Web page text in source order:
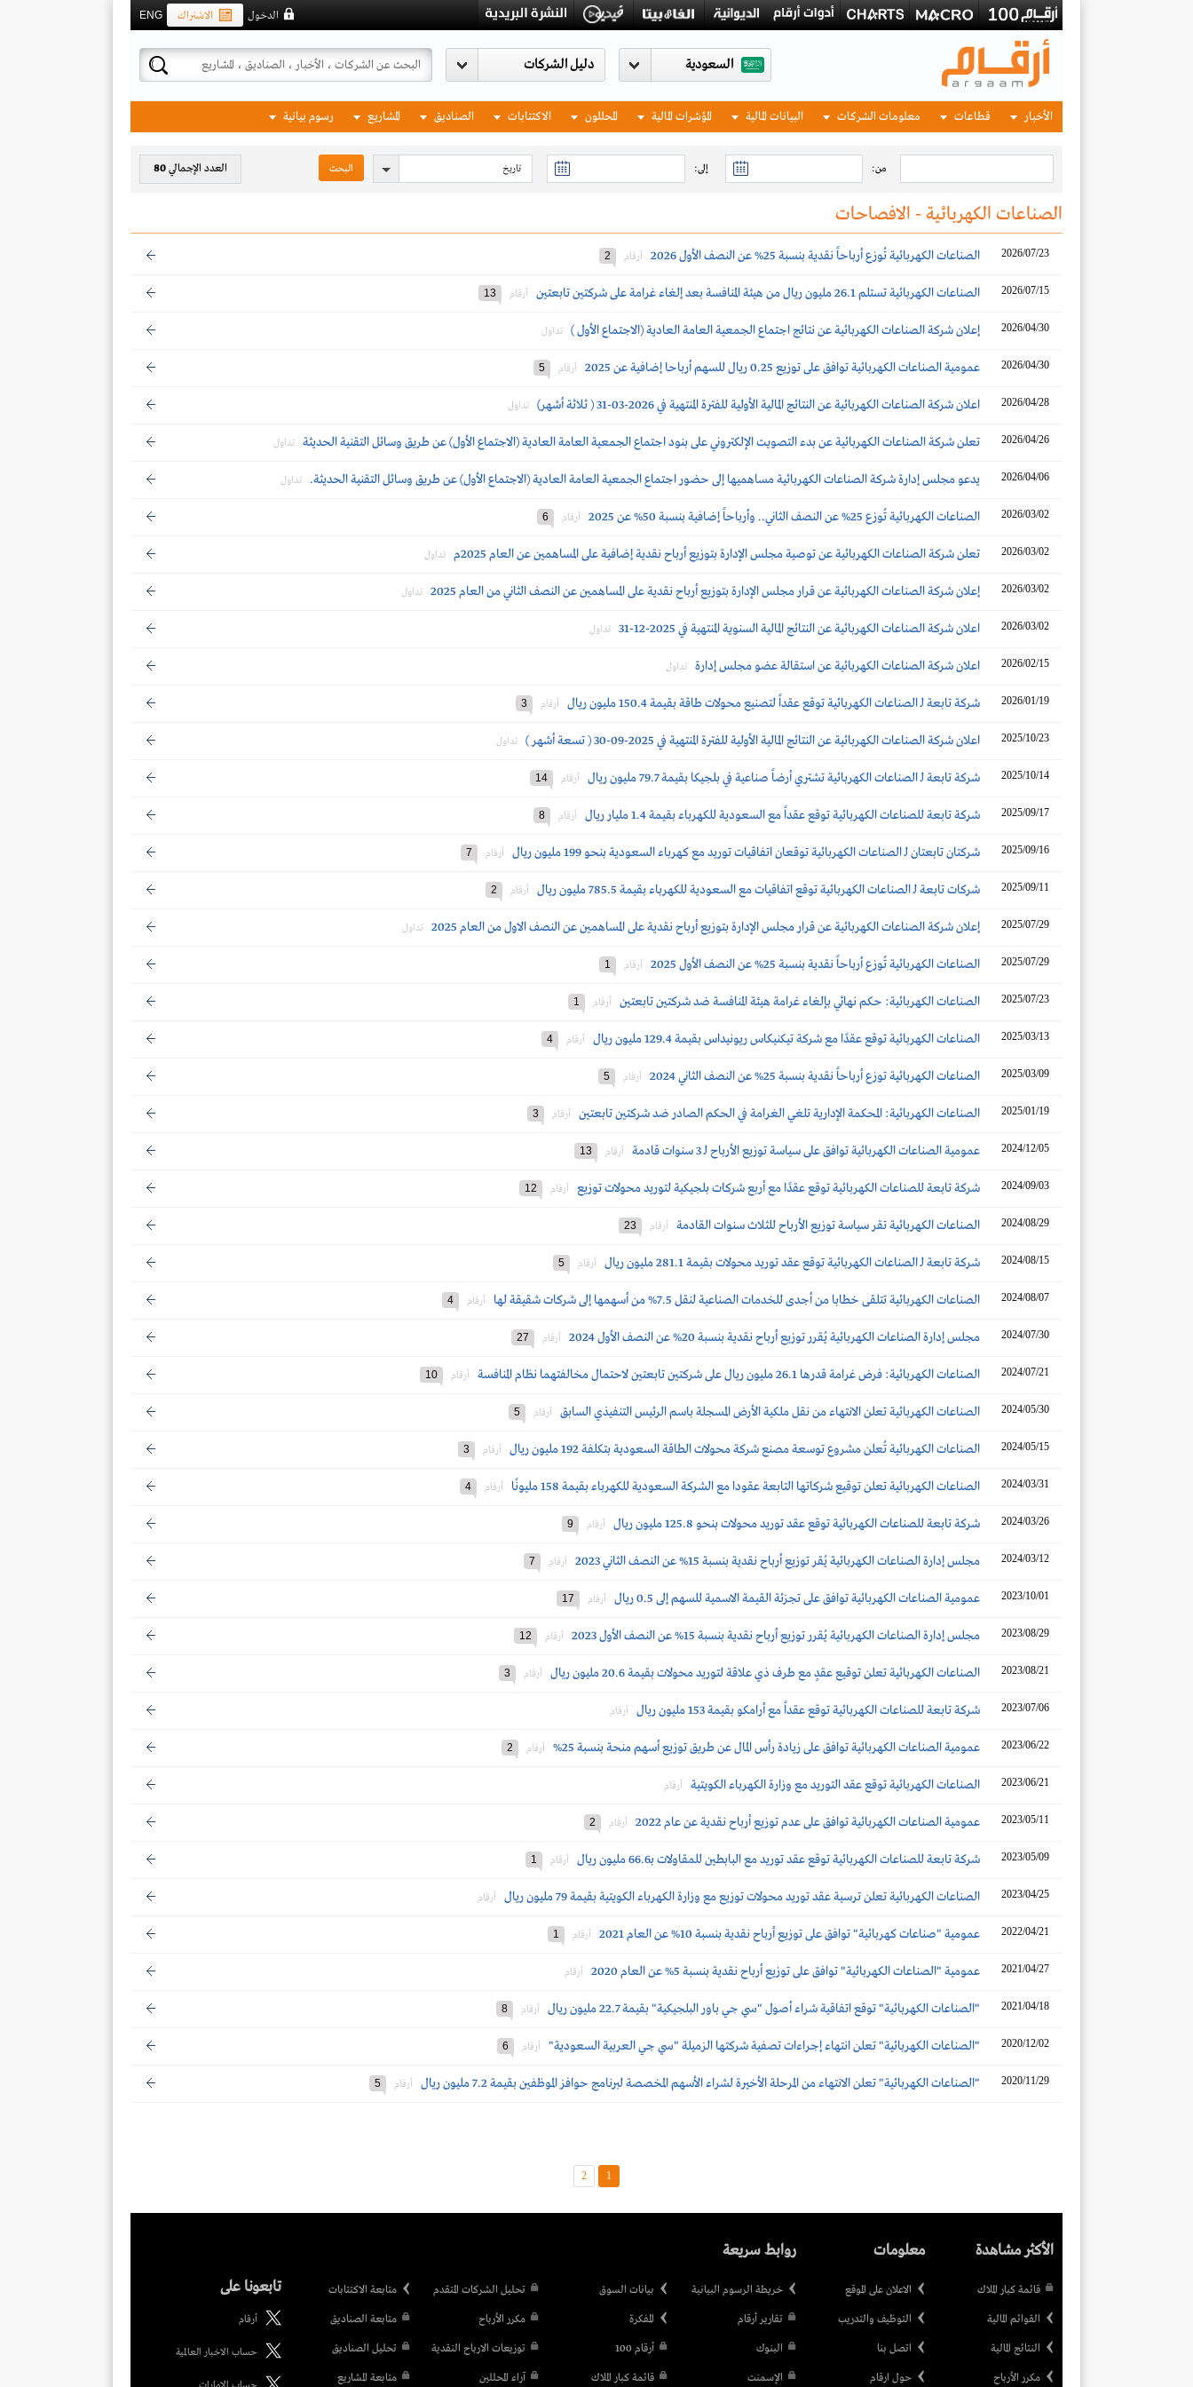
ENG الاشتراك الدخول
السعودية
الأخبار قطاعات معلومات الشركات البيانات المالية المؤشرات المالية المحللون الاكتتابات الصناديق المشاريع رسوم بيانية
من: إلى: العدد الإجمالي80
الصناعات الكهربائية - الافصاحات
2026/07/23 الصناعات الكهربائية تُوزع أرباحاً نقدية بنسبة 25% عن النصف الأول 2026 أرقام 2
2026/07/15 الصناعات الكهربائية تستلم 26.1 مليون ريال من هيئة المنافسة بعد إلغاء غرامة على شركتين تابعتين أرقام 13
2026/04/30 إعلان شركة الصناعات الكهربائية عن نتائج اجتماع الجمعية العامة العادية (الاجتماع الأول ) تداول
2026/04/30 عمومية الصناعات الكهربائية توافق على توزيع 0.25 ريال للسهم أرباحا إضافية عن 2025 أرقام 5
2026/04/28 اعلان شركة الصناعات الكهربائية عن النتائج المالية الأولية للفترة المنتهية في 2026-03-31 ( ثلاثة أشهر) تداول
2026/04/26 تعلن شركة الصناعات الكهربائية عن بدء التصويت الإلكتروني على بنود اجتماع الجمعية العامة العادية (الاجتماع الأول) عن طريق وسائل التقنية الحديثة تداول
2026/04/06 يدعو مجلس إدارة شركة الصناعات الكهربائية مساهميها إلى حضور اجتماع الجمعية العامة العادية (الاجتماع الأول) عن طريق وسائل التقنية الحديثة. تداول
2026/03/02 الصناعات الكهربائية تُوزع 25% عن النصف الثاني.. وأرباحاً إضافية بنسبة 50% عن 2025 أرقام 6
2026/03/02 تعلن شركة الصناعات الكهربائية عن توصية مجلس الإدارة بتوزيع أرباح نقدية إضافية على المساهمين عن العام 2025م تداول
2026/03/02 إعلان شركة الصناعات الكهربائية عن قرار مجلس الإدارة بتوزيع أرباح نقدية على المساهمين عن النصف الثاني من العام 2025 تداول
2026/03/02 اعلان شركة الصناعات الكهربائية عن النتائج المالية السنوية المنتهية في 2025-12-31 تداول
2026/02/15 اعلان شركة الصناعات الكهربائية عن استقالة عضو مجلس إدارة تداول
2026/01/19 شركة تابعة لـ الصناعات الكهربائية توقع عقداً لتصنيع محولات طاقة بقيمة 150.4 مليون ريال أرقام 3
2025/10/23 اعلان شركة الصناعات الكهربائية عن النتائج المالية الأولية للفترة المنتهية في 2025-09-30 ( تسعة أشهر ) تداول
2025/10/14 شركة تابعة لـ الصناعات الكهربائية تشتري أرضاً صناعية في بلجيكا بقيمة 79.7 مليون ريال أرقام 14
2025/09/17 شركة تابعة للصناعات الكهربائية توقع عقداً مع السعودية للكهرباء بقيمة 1.4 مليار ريال أرقام 8
2025/09/16 شركتان تابعتان لـ الصناعات الكهربائية توقعان اتفاقيات توريد مع كهرباء السعودية بنحو 199 مليون ريال أرقام 7
2025/09/11 شركات تابعة لـ الصناعات الكهربائية توقع اتفاقيات مع السعودية للكهرباء بقيمة 785.5 مليون ريال أرقام 2
2025/07/29 إعلان شركة الصناعات الكهربائية عن قرار مجلس الإدارة بتوزيع أرباح نقدية على المساهمين عن النصف الاول من العام 2025 تداول
2025/07/29 الصناعات الكهربائية تُوزع أرباحاً نقدية بنسبة 25% عن النصف الأول 2025 أرقام 1
2025/07/23 الصناعات الكهربائية: حكم نهائي بإلغاء غرامة هيئة المنافسة ضد شركتين تابعتين أرقام 1
2025/03/13 الصناعات الكهربائية توقع عقدًا مع شركة تيكنيكاس ريونيداس بقيمة 129.4 مليون ريال أرقام 4
2025/03/09 الصناعات الكهربائية توزع أرباحاً نقدية بنسبة 25% عن النصف الثاني 2024 أرقام 5
2025/01/19 الصناعات الكهربائية: المحكمة الإدارية تلغي الغرامة في الحكم الصادر ضد شركتين تابعتين أرقام 3
2024/12/05 عمومية الصناعات الكهربائية توافق على سياسة توزيع الأرباح لـ 3 سنوات قادمة أرقام 13
2024/09/03 شركة تابعة للصناعات الكهربائية توقع عقدًا مع أربع شركات بلجيكية لتوريد محولات توزيع أرقام 12
2024/08/29 الصناعات الكهربائية تقر سياسة توزيع الأرباح للثلاث سنوات القادمة أرقام 23
2024/08/15 شركة تابعة لـ الصناعات الكهربائية توقع عقد توريد محولات بقيمة 281.1 مليون ريال أرقام 5
2024/08/07 الصناعات الكهربائية تتلقى خطابا من أجدى للخدمات الصناعية لنقل 7.5% من أسهمها إلى شركات شقيقة لها أرقام 4
2024/07/30 مجلس إدارة الصناعات الكهربائية يُقرر توزيع أرباح نقدية بنسبة 20% عن النصف الأول 2024 أرقام 27
2024/07/21 الصناعات الكهربائية: فرض غرامة قدرها 26.1 مليون ريال على شركتين تابعتين لاحتمال مخالفتهما نظام المنافسة أرقام 10
2024/05/30 الصناعات الكهربائية تعلن الانتهاء من نقل ملكية الأرض المسجلة باسم الرئيس التنفيذي السابق أرقام 5
2024/05/15 الصناعات الكهربائية تُعلن مشروع توسعة مصنع شركة محولات الطاقة السعودية بتكلفة 192 مليون ريال أرقام 3
2024/03/31 الصناعات الكهربائية تعلن توقيع شركاتها التابعة عقودا مع الشركة السعودية للكهرباء بقيمة 158 مليونًا أرقام 4
2024/03/26 شركة تابعة للصناعات الكهربائية توقع عقد توريد محولات بنحو 125.8 مليون ريال أرقام 9
2024/03/12 مجلس إدارة الصناعات الكهربائية يُقر توزيع أرباح نقدية بنسبة 15% عن النصف الثاني 2023 أرقام 7
2023/10/01 عمومية الصناعات الكهربائية توافق على تجزئة القيمة الاسمية للسهم إلى 0.5 ريال أرقام 17
2023/08/29 مجلس إدارة الصناعات الكهربائية يُقرر توزيع أرباح نقدية بنسبة 15% عن النصف الأول 2023 أرقام 12
2023/08/21 الصناعات الكهربائية تعلن توقيع عقدٍ مع طرف ذي علاقة لتوريد محولات بقيمة 20.6 مليون ريال أرقام 3
2023/07/06 شركة تابعة للصناعات الكهربائية توقع عقداً مع أرامكو بقيمة 153 مليون ريال أرقام
2023/06/22 عمومية الصناعات الكهربائية توافق على زيادة رأس المال عن طريق توزيع أسهم منحة بنسبة 25% أرقام 2
2023/06/21 الصناعات الكهربائية توقع عقد التوريد مع وزارة الكهرباء الكويتية أرقام
2023/05/11 عمومية الصناعات الكهربائية توافق على عدم توزيع أرباح نقدية عن عام 2022 أرقام 2
2023/05/09 شركة تابعة للصناعات الكهربائية توقع عقد توريد مع البابطين للمقاولات بـ66.6 مليون ريال أرقام 1
2023/04/25 الصناعات الكهربائية تعلن ترسية عقد توريد محولات توزيع مع وزارة الكهرباء الكويتية بقيمة 79 مليون ريال أرقام
2022/04/21 عمومية "صناعات كهربائية" توافق على توزيع أرباح نقدية بنسبة 10% عن العام 2021 أرقام 1
2021/04/27 عمومية "الصناعات الكهربائية" توافق على توزيع أرباح نقدية بنسبة 5% عن العام 2020 أرقام
2021/04/18 "الصناعات الكهربائية" توقع اتفاقية شراء أصول "سي جي باور البلجيكية" بقيمة 22.7 مليون ريال أرقام 8
2020/12/02 "الصناعات الكهربائية" تعلن انتهاء إجراءات تصفية شركتها الزميلة "سي جي العربية السعودية" أرقام 6
2020/11/29 "الصناعات الكهربائية" تعلن الانتهاء من المرحلة الأخيرة لشراء الأسهم المخصصة لبرنامج حوافز الموظفين بقيمة 7.2 مليون ريال أرقام 5
1
2
الأكثر مشاهدة
قائمة كبار الملاك
القوائم المالية
النتائج المالية
مكرر الأرباح
معلومات
الاعلان على الموقع
التوظيف والتدريب
اتصل بنا
حول ارقام
روابط سريعة
خريطة الرسوم البيانية
تقارير أرقام
البنوك
الإسمنت
بيانات السوق
المفكرة
أرقام 100
قائمة كبار الملاك
تحليل الشركات المتقدم
مكرر الأرباح
توزيعات الارباح النقدية
آراء المحللين
متابعة الاكتتابات
متابعة الصناديق
تحليل الصناديق
متابعة المشاريع
تابعونا على
أرقام
حساب الاخبار العالمية